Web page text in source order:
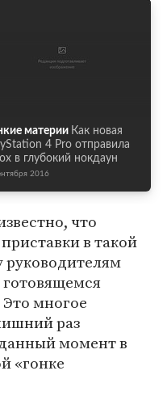
материи Как новая
4 Pro отправила
в глубокий нокдаун
2016
что
в такой
руководителям
готовящемся
многое
раз
момент в
«гонке